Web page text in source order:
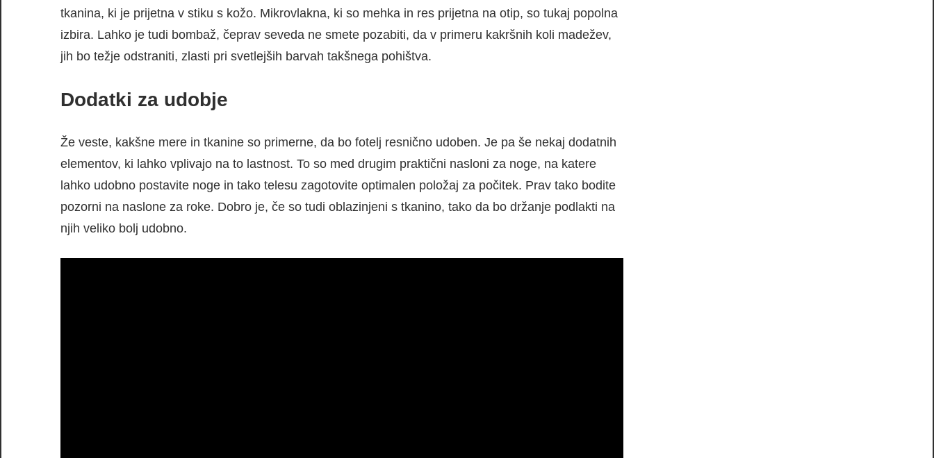
tkanina, ki je prijetna v stiku s kožo. Mikrovlakna, ki so mehka in res prijetna na otip, so tukaj popolna
izbira. Lahko je tudi bombaž, čeprav seveda ne smete pozabiti, da v primeru kakršnih koli madežev,
jih bo težje odstraniti, zlasti pri svetlejših barvah takšnega pohištva.
Dodatki za udobje
Že veste, kakšne mere in tkanine so primerne, da bo fotelj resnično udoben. Je pa še nekaj dodatnih
elementov, ki lahko vplivajo na to lastnost. To so med drugim praktični nasloni za noge, na katere
lahko udobno postavite noge in tako telesu zagotovite optimalen položaj za počitek. Prav tako bodite
pozorni na naslone za roke. Dobro je, če so tudi oblazinjeni s tkanino, tako da bo držanje podlakti na
njih veliko bolj udobno.